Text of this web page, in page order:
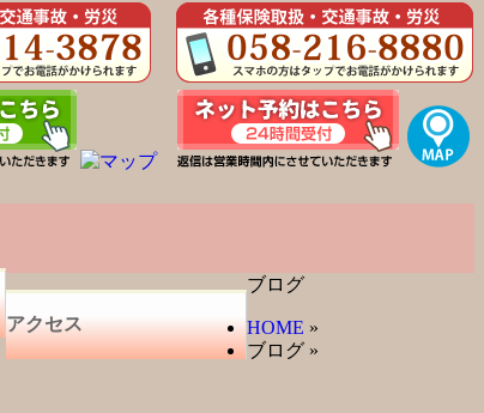
アクセス
ブログ
HOME »
ブログ »